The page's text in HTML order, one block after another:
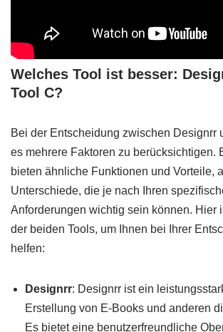
Welches Tool ist besser:
Tool C?
Bei der Entscheidung zwischen Designrr
es mehrere Faktoren zu berücksichtigen.
bieten ähnliche Funktionen und Vorteile,
Unterschiede, die je nach Ihren
Anforderungen wichtig sein können. Hier
der beiden Tools, um Ihnen bei Ihrer
helfen:
Designrr: Designrr ist ein
Erstellung von E-Books und anderen
Es bietet eine benutzerfreundliche